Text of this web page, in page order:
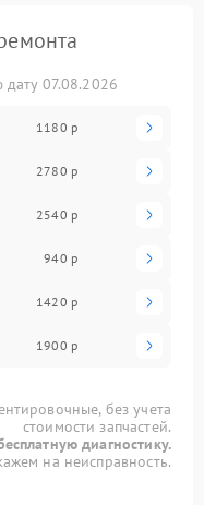
07.08.2026
1180 р
2780 р
2540 р
940 р
1420 р
1900 р
без учета
стоимости запчастей.
диагностику.
на неисправность.